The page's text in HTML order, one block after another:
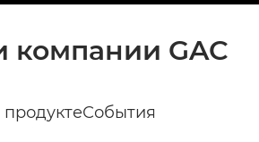
компании GAC
События